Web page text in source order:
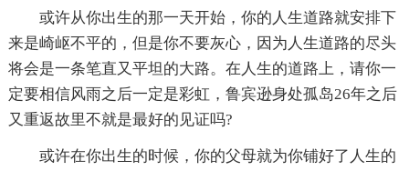
或许从你出生的那一天开始，你的人生道路就安排下
来是崎岖不平的，但是你不要灰心，因为人生道路的尽头
将会是一条笔直又平坦的大路。在人生的道路上，请你一
定要相信风雨之后一定是彩虹，鲁宾逊身处孤岛26年之后
又重返故里不就是最好的见证吗?
或许在你出生的时候，你的父母就为你铺好了人生的